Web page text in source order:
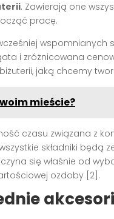
. Zawierają one
pracę.
i zróżnicowana
jaką chcemy
mieście?
czasu związana z
składniki będą
się właśnie od
ozdoby [2].